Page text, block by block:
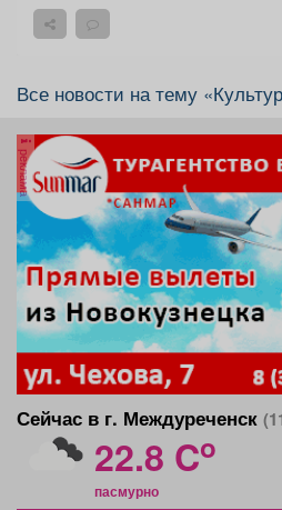
Все новости на тему
реклама
Сейчас в г. Междуреченск
22.8 Co
пасмурно